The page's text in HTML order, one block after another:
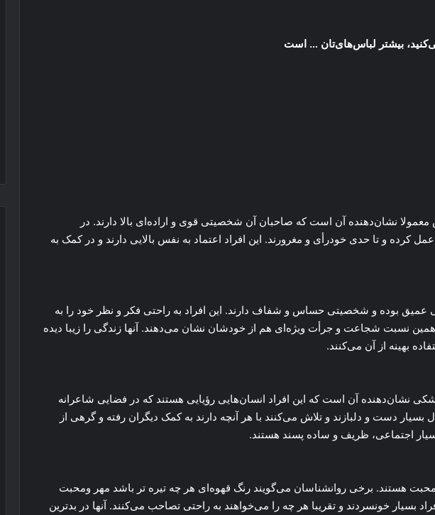
نشان‌دهنده آن است که صاحبان آن شخصیتی قوی و اراده‌ای بالا دارند. در
کرده و تا حدی خودرأی و مغرورند. این افراد اعتماد به نفس بالایی دارند و در کمک به
عمیق بوده و شخصیتی حساس و شفاف دارند. این افراد به راحتی فکر و نظر خود را به
همین نسبت شجاعت و جرأت ویژه‌ای هم از خودشان نشان می‌دهند. آنها زندگی را زیبا دیده
بهینه از آن می‌کنند.
نشان‌دهنده آن است که این افراد انسان‌هایی رؤیایی هستند که در فضایی شاعرانه
دست و دلبازند و تلاش می‌کنند با هر آنچه دارند به کمک دیگران رفته و گرهی از
بسیار اجتماعی، ظریف و ساده پسند هستند.
محبت هستند. برخی روانشناسان می‌گویند رنگ قهوه‌ای هر چه تیره تر باشد مهر ومحبت
بسیار خونسردند و تقریبا هر چه را می‌خواهند به راحتی تصاحب می‌کنند. آنها در بدترین